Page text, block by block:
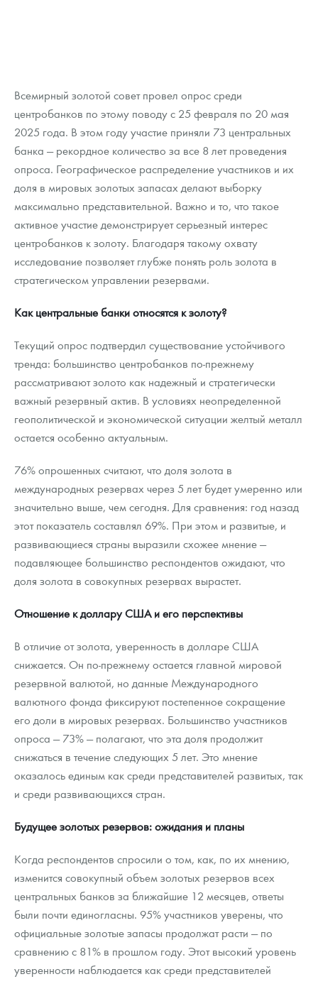
Всемирный золотой совет провел опрос среди
центробанков по этому поводу с 25 февраля по 20 мая
2025 года. В этом году участие приняли 73 центральных
банка — рекордное количество за все 8 лет проведения
опроса. Географическое распределение участников и их
доля в мировых золотых запасах делают выборку
максимально представительной. Важно и то, что такое
активное участие демонстрирует серьезный интерес
центробанков к золоту. Благодаря такому охвату
исследование позволяет глубже понять роль золота в
стратегическом управлении резервами.
Как центральные банки относятся к золоту?
Текущий опрос подтвердил существование устойчивого
тренда: большинство центробанков по-прежнему
рассматривают золото как надежный и стратегически
важный резервный актив. В условиях неопределенной
геополитической и экономической ситуации желтый металл
остается особенно актуальным.
76% опрошенных считают, что доля золота в
международных резервах через 5 лет будет умеренно или
значительно выше, чем сегодня. Для сравнения: год назад
этот показатель составлял 69%. При этом и развитые, и
развивающиеся страны выразили схожее мнение —
подавляющее большинство респондентов ожидают, что
доля золота в совокупных резервах вырастет.
Отношение к доллару США и его перспективы
В отличие от золота, уверенность в долларе США
снижается. Он по-прежнему остается главной мировой
резервной валютой, но данные Международного
валютного фонда фиксируют постепенное сокращение
его доли в мировых резервах. Большинство участников
опроса — 73% — полагают, что эта доля продолжит
снижаться в течение следующих 5 лет. Это мнение
оказалось единым как среди представителей развитых, так
и среди развивающихся стран.
Будущее золотых резервов: ожидания и планы
Когда респондентов спросили о том, как, по их мнению,
изменится совокупный объем золотых резервов всех
центральных банков за ближайшие 12 месяцев, ответы
были почти единогласны. 95% участников уверены, что
официальные золотые запасы продолжат расти — по
сравнению с 81% в прошлом году. Этот высокий уровень
уверенности наблюдается как среди представителей